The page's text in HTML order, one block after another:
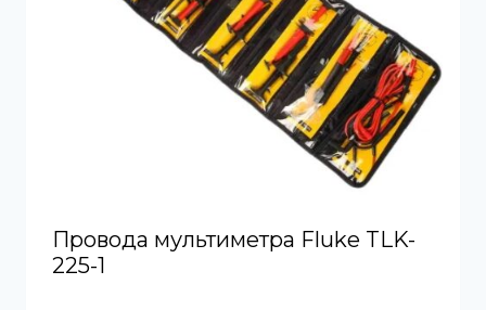
Провода мультиметра Fluke TLK-
225-1